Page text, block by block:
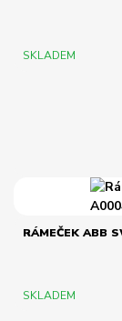
SKLADEM
RÁMEČEK ABB
SKLADEM